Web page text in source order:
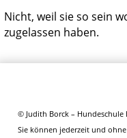
Nicht, weil sie so sein
zugelassen haben.
© Judith Borck –
Sie können jederzeit und